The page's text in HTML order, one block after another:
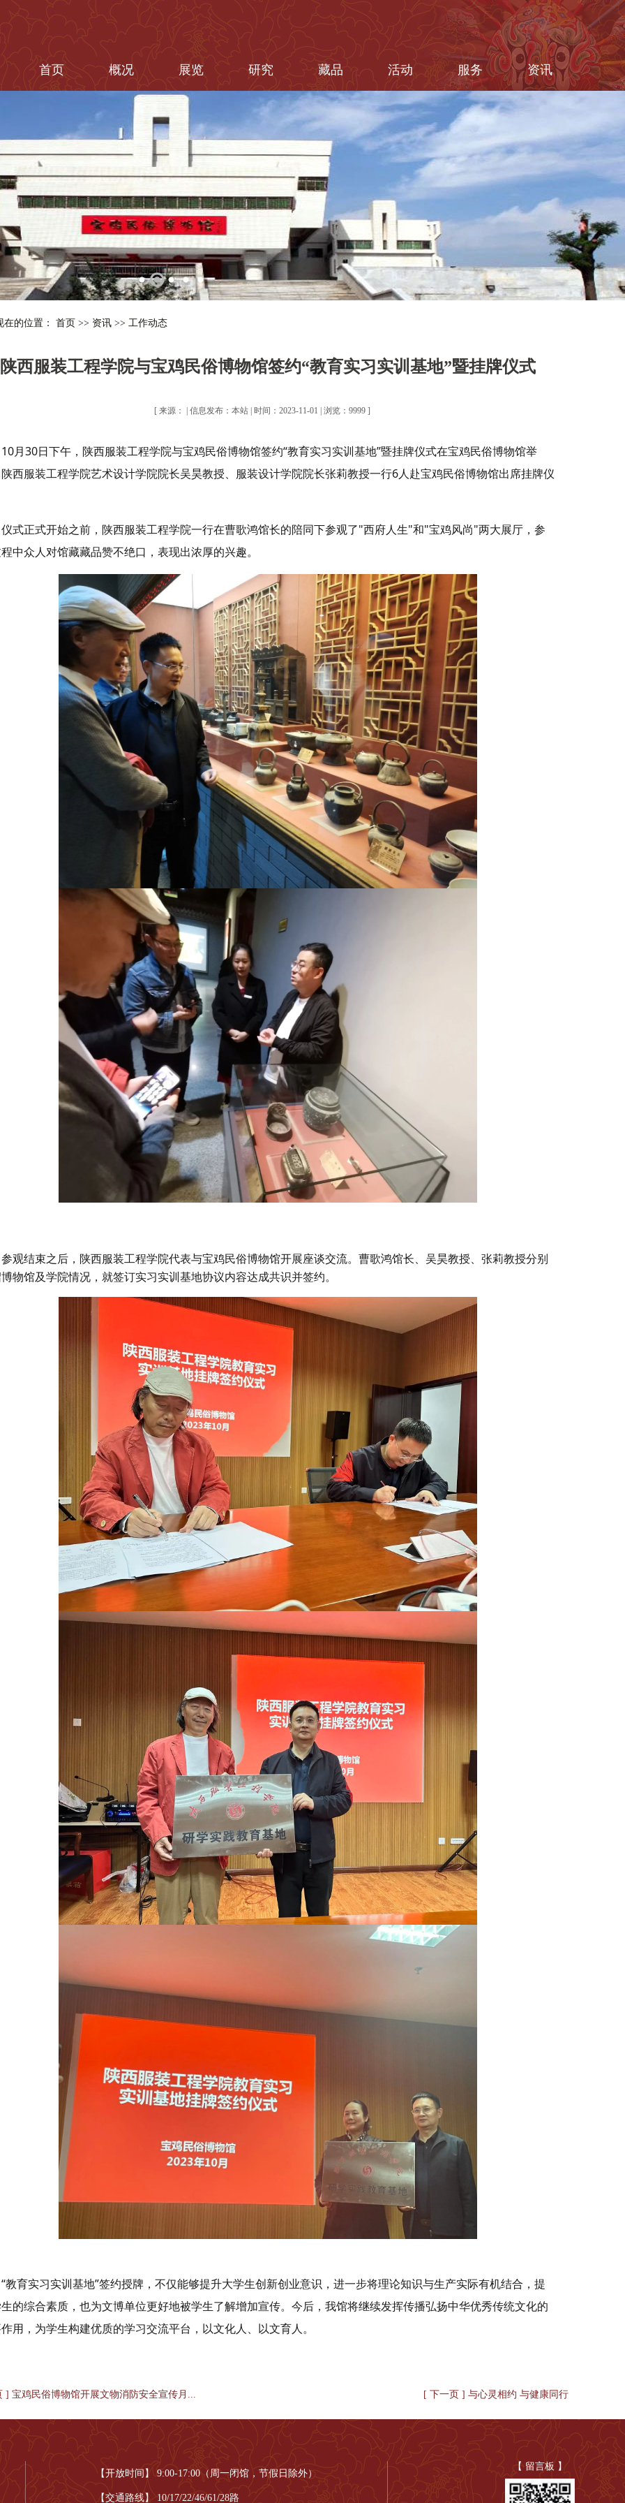
首页 概况 展览 研究 藏品 活动 服务 资讯
在的位置： 首页 >> 资讯 >> 工作动态
陕西服装工程学院与宝鸡民俗博物馆签约“教育实习实训基地”暨挂牌仪式
[ 来源： | 信息发布：本站 | 时间：2023-11-01 | 浏览：9999 ]
10月30日下午，陕西服装工程学院与宝鸡民俗博物馆签约“教育实习实训基地”暨挂牌仪式在宝鸡民俗博物馆举
西服装工程学院艺术设计学院院长吴昊教授、服装设计学院院长张莉教授一行6人赴宝鸡民俗博物馆出席挂牌仪
仪式正式开始之前，陕西服装工程学院一行在曹歌鸿馆长的陪同下参观了"西府人生"和"宝鸡风尚"两大展厅，参
中众人对馆藏藏品赞不绝口，表现出浓厚的兴趣。
参观结束之后，陕西服装工程学院代表与宝鸡民俗博物馆开展座谈交流。曹歌鸿馆长、吴昊教授、张莉教授分别
物馆及学院情况，就签订实习实训基地协议内容达成共识并签约。
“教育实习实训基地”签约授牌，不仅能够提升大学生创新创业意识，进一步将理论知识与生产实际有机结合，提
的综合素质，也为文博单位更好地被学生了解增加宣传。今后，我馆将继续发挥传播弘扬中华优秀传统文化的
用，为学生构建优质的学习交流平台，以文化人、以文育人。
] 宝鸡民俗博物馆开展文物消防安全宣传月... [ 下一页 ] 与心灵相约 与健康同行
【开放时间】 9:00-17:00（周一闭馆，节假日除外）
【交通路线】 10/17/22/46/61/28路
【 留言板 】